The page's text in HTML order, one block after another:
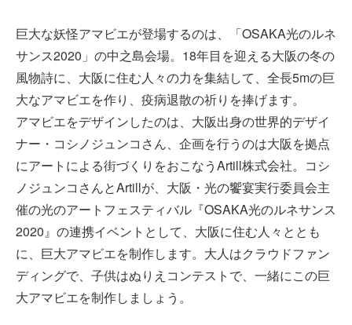
巨大な妖怪アマビエが登場するのは、「OSAKA光のルネ
サンス2020」の中之島会場。18年目を迎える大阪の冬の
風物詩に、大阪に住む人々の力を集結して、全長5mの巨
大なアマビエを作り、疫病退散の祈りを捧げます。
アマビエをデザインしたのは、大阪出身の世界的デザイ
ナー・コシノジュンコさん、企画を行うのは大阪を拠点
にアートによる街づくりをおこなうArtill株式会社。コシ
ノジュンコさんとArtillが、大阪・光の饗宴実行委員会主
催の光のアートフェスティバル『OSAKA光のルネサンス
2020』の連携イベントとして、大阪に住む人々ととも
に、巨大アマビエを制作します。大人はクラウドファン
ディングで、子供はぬりえコンテストで、一緒にこの巨
大アマビエを制作しましょう。